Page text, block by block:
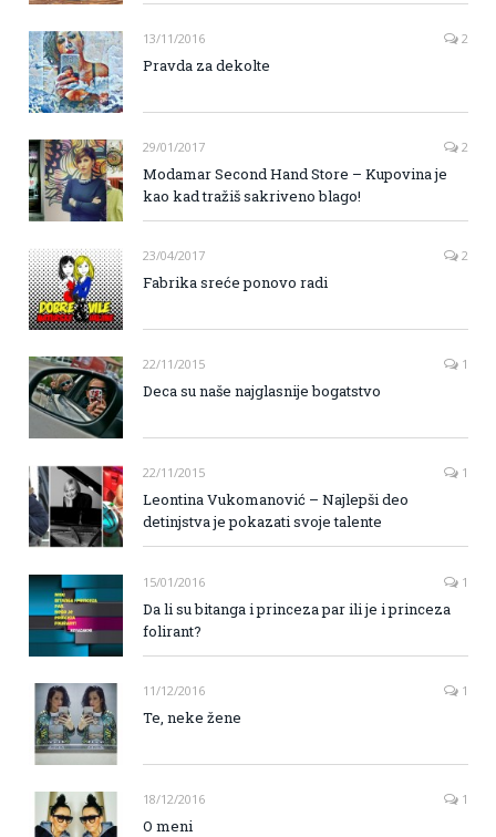
13/11/2016 2
Pravda za dekolte
29/01/2017 2
Modamar Second Hand Store – Kupovina je
kao kad tražiš sakriveno blago!
23/04/2017 2
Fabrika sreće ponovo radi
22/11/2015 1
Deca su naše najglasnije bogatstvo
22/11/2015 1
Leontina Vukomanović – Najlepši deo
detinjstva je pokazati svoje talente
15/01/2016 1
Da li su bitanga i princeza par ili je i princeza
folirant?
11/12/2016 1
Te, neke žene
18/12/2016 1
O meni